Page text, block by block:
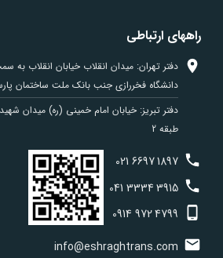
راههای ارتباطی
دفتر تهران: میدان انقلاب خیابان انقلاب به
دانشگاه فخررازی جنب بانک ملت ساختمان پارسا طبقه
دفتر تبریز: خیابان امام خمینی (ره) میدان
طبقه 2
021 66971897
041 33343915
0914 9724799
info@eshraghtrans.com